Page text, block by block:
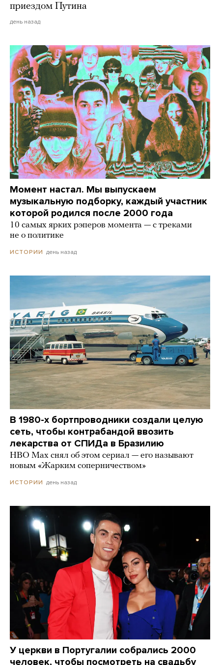
приездом Путина
день назад
Момент настал. Мы выпускаем
музыкальную подборку, каждый участник
которой родился после 2000 года
10 самых ярких рэперов момента — с треками
не о политике
ИСТОРИИ день назад
В 1980-х бортпроводники создали целую
сеть, чтобы контрабандой ввозить
лекарства от СПИДа в Бразилию
HBO Max снял об этом сериал — его называют
новым «Жарким соперничеством»
ИСТОРИИ день назад
У церкви в Португалии собрались 2000
человек, чтобы посмотреть на свадьбу